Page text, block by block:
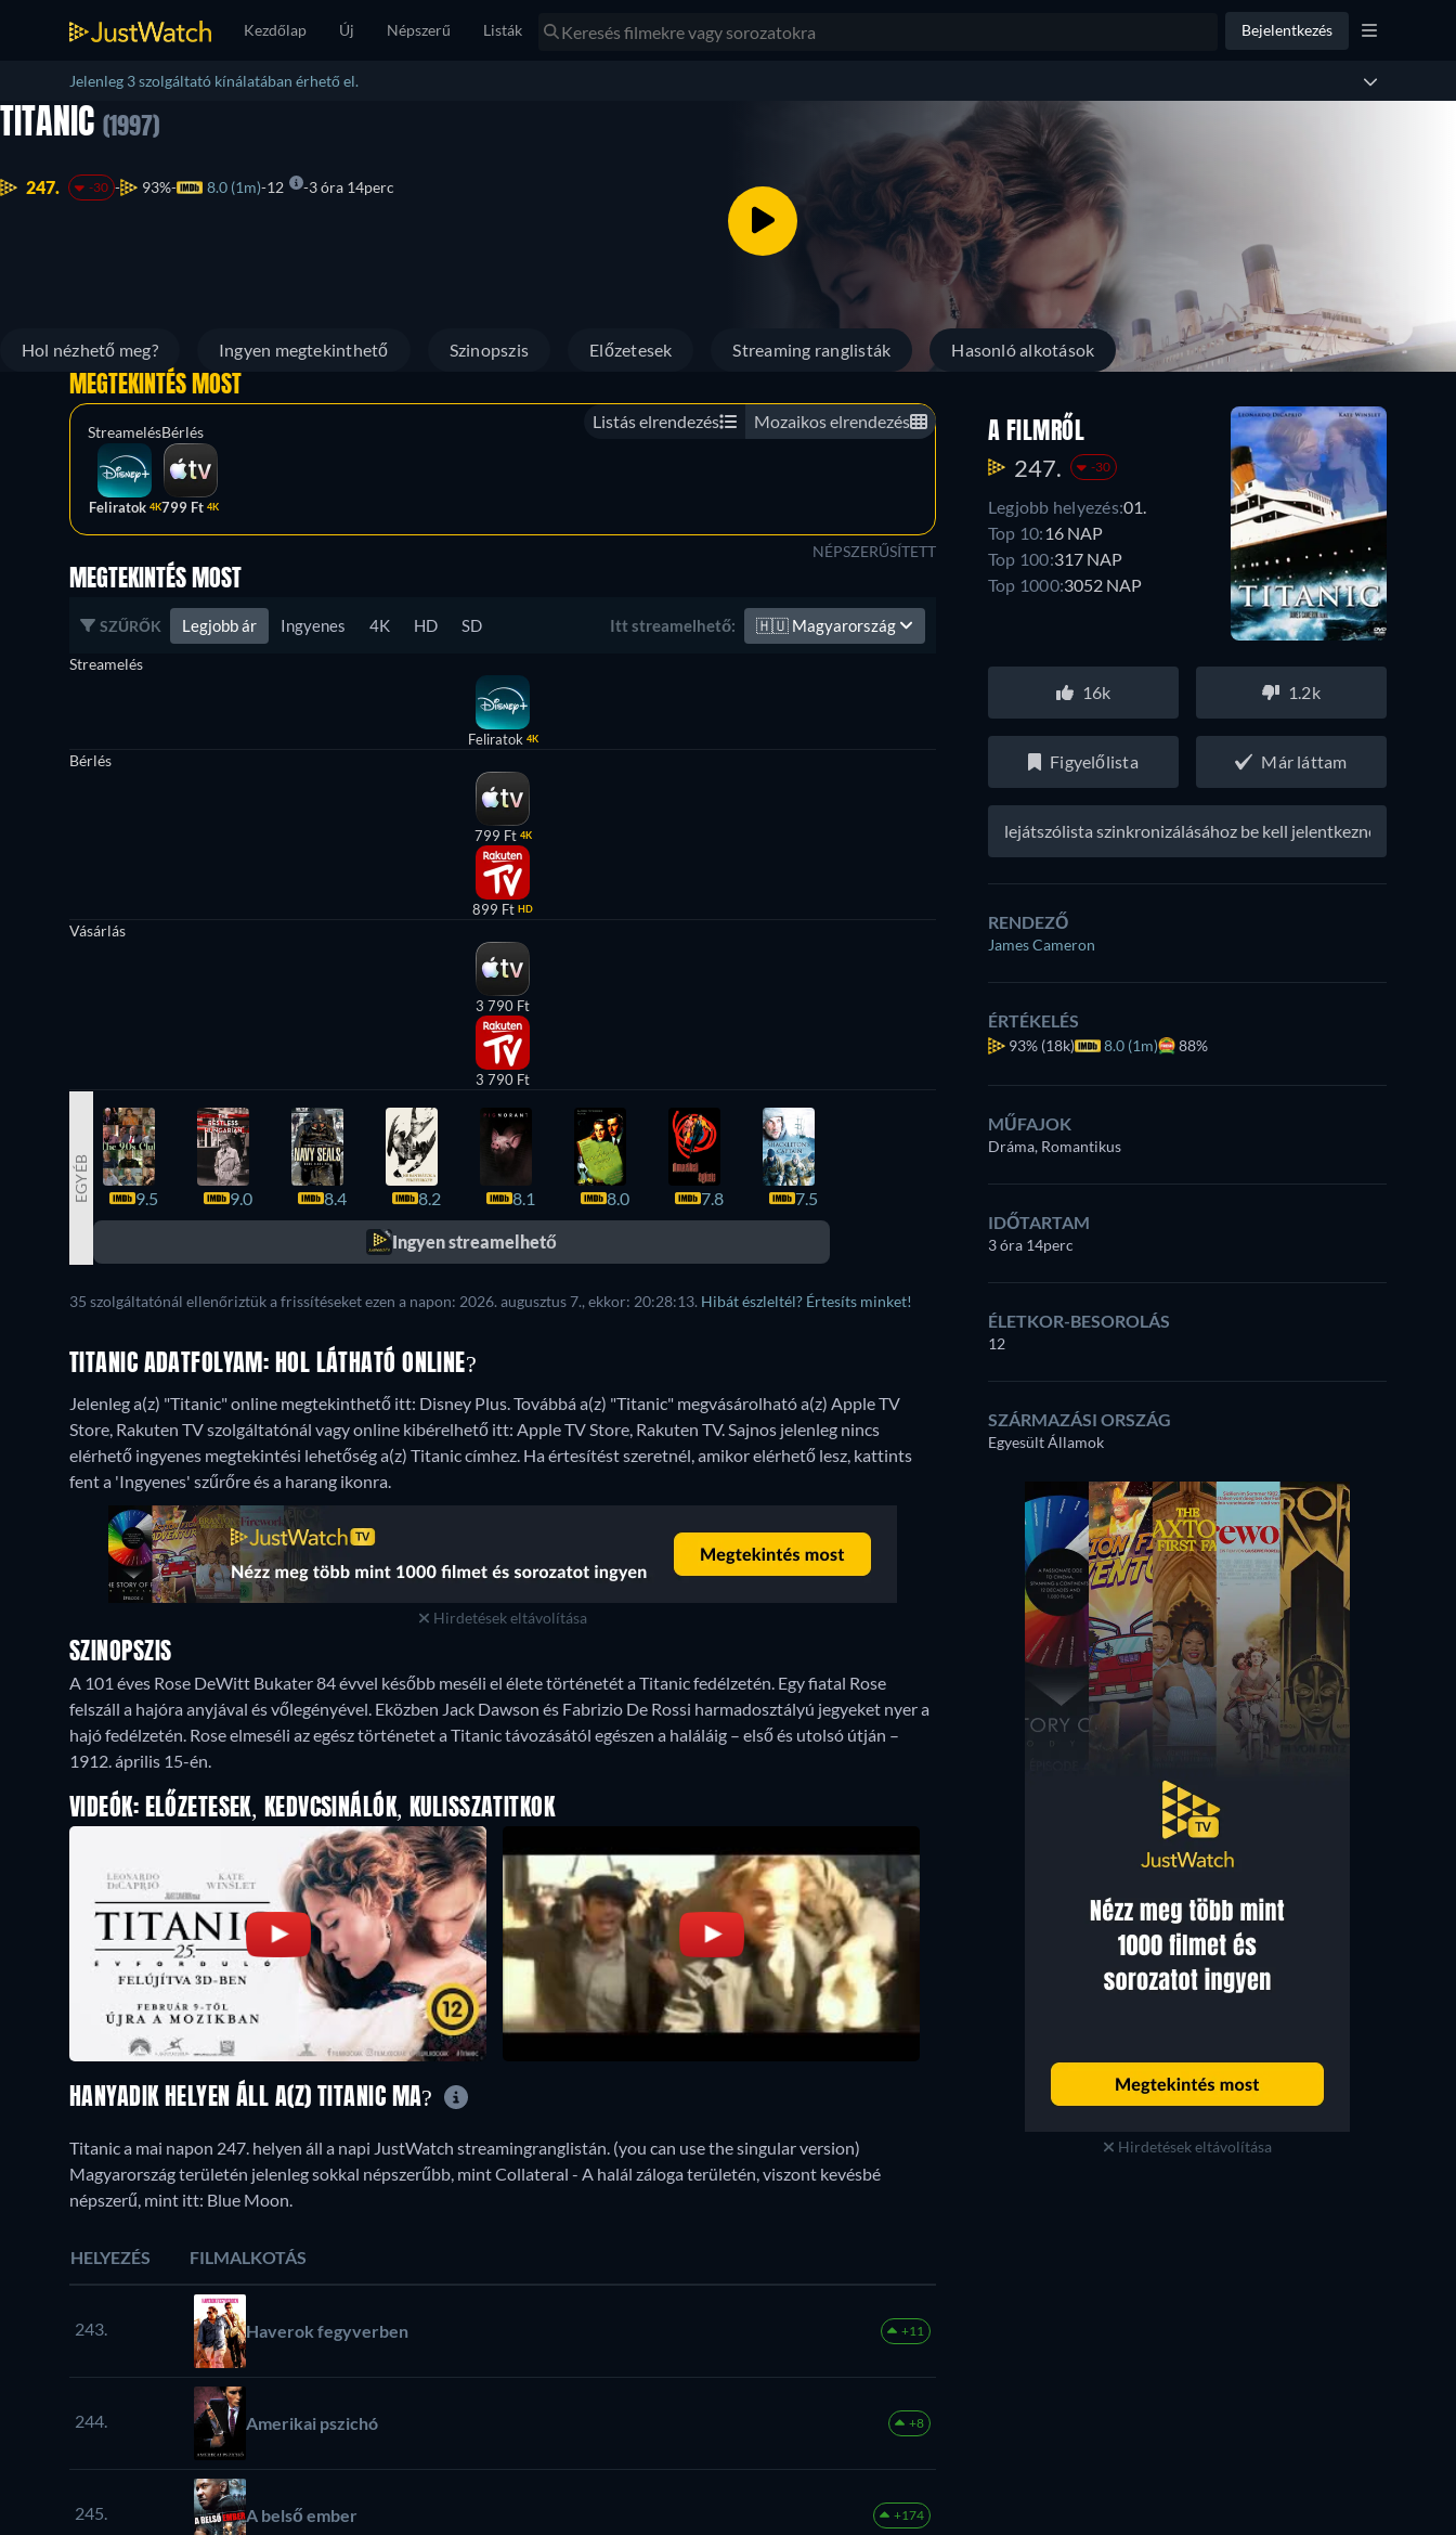
Kezdőlap Új Népszerű Listák Bejelentkezés
Jelenleg 3 szolgáltató kínálatában érhető el.
TITANIC (1997)
247. -30 93% 8.0 (1m) 12 3 óra 14perc
Hol nézhető meg? Ingyen megtekinthető Szinopszis Előzetesek Streaming ranglisták Hasonló alkotások
Listás elrendezés Mozaikos elrendezés
MEGTEKINTÉS MOST
Streamelés
Feliratok 4K
Bérlés
799 Ft 4K
NÉPSZERŰSÍTETT
MEGTEKINTÉS MOST
SZŰRŐK Legjobb ár Ingyenes 4K HD SD Itt streamelhető: 🇭🇺 Magyarország
Streamelés
Feliratok 4K
Bérlés
799 Ft 4K
899 Ft HD
Vásárlás
3 790 Ft
3 790 Ft
EGYÉB 9.5 9.0 8.4 8.2 8.1 8.0 7.8 7.5
Ingyen streamelhető
35 szolgáltatónál ellenőriztük a frissítéseket ezen a napon: 2026. augusztus 7., ekkor: 20:28:13. Hibát észleltél? Értesíts minket!
TITANIC ADATFOLYAM: HOL LÁTHATÓ ONLINE?
Jelenleg a(z) "Titanic" online megtekinthető itt: Disney Plus. Továbbá a(z) "Titanic" megvásárolható a(z) Apple TV
Store, Rakuten TV szolgáltatónál vagy online kibérelhető itt: Apple TV Store, Rakuten TV.Sajnos jelenleg nincs
elérhető ingyenes megtekintési lehetőség a(z) Titanic címhez. Ha értesítést szeretnél, amikor elérhető lesz, kattints
fent a 'Ingyenes' szűrőre és a harang ikonra.
Hirdetések eltávolítása
SZINOPSZIS
A 101 éves Rose DeWitt Bukater 84 évvel később meséli el élete történetét a Titanic fedélzetén. Egy fiatal Rose
felszáll a hajóra anyjával és vőlegényével. Eközben Jack Dawson és Fabrizio De Rossi harmadosztályú jegyeket nyer a
hajó fedélzetén. Rose elmeséli az egész történetet a Titanic távozásától egészen a haláláig – első és utolsó útján –
1912. április 15-én.
VIDEÓK: ELŐZETESEK, KEDVCSINÁLÓK, KULISSZATITKOK
A FILMRŐL
247. -30
Legjobb helyezés:01.
Top 10: 16 NAP
Top 100:317 NAP
Top 1000:3052 NAP
16k 1.2k
Figyelőlista Már láttam
A lejátszólista szinkronizálásához be kell jelentkezned
RENDEZŐ
James Cameron
ÉRTÉKELÉS
93% (18k) 8.0 (1m) 88%
MŰFAJOK
Dráma, Romantikus
IDŐTARTAM
3 óra 14perc
ÉLETKOR-BESOROLÁS
12
SZÁRMAZÁSI ORSZÁG
Egyesült Államok
Hirdetések eltávolítása
HANYADIK HELYEN ÁLL A(Z) TITANIC MA?
Titanic a mai napon 247. helyen áll a napi JustWatch streamingranglistán. (you can use the singular version)
Magyarország területén jelenleg sokkal népszerűbb, mint Collateral - A halál záloga területén, viszont kevésbé
népszerű, mint itt: Blue Moon.
HELYEZÉS FILMALKOTÁS
243. Haverok fegyverben +11
244. Amerikai pszichó +8
245. A belső ember +174